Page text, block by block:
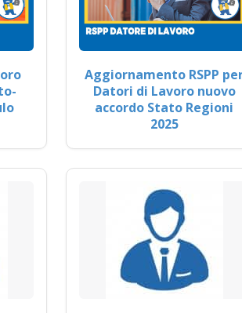
Aggiornamento RSPP
Datori di Lavoro nuovo
accordo Stato Regioni
2025